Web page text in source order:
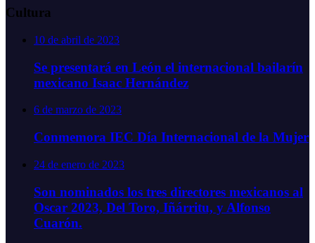
Cultura
10 de abril de 2023
Se presentará en León el internacional bailarín
mexicano Isaac Hernández
6 de marzo de 2023
Conmemora IEC Día Internacional de la Mujer
24 de enero de 2023
Son nominados los tres directores mexicanos al
Oscar 2023, Del Toro, Iñárritu, y Alfonso
Cuarón.